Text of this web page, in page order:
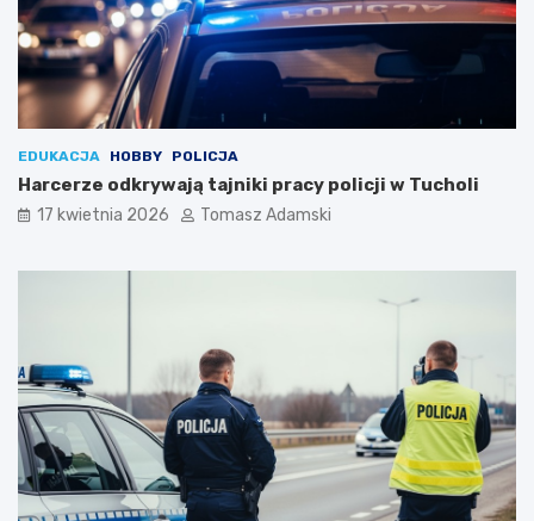
EDUKACJA HOBBY POLICJA
Harcerze odkrywają tajniki pracy policji w Tucholi
17 kwietnia 2026 Tomasz Adamski